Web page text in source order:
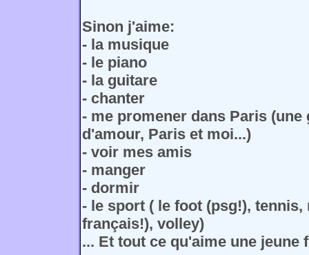
Sinon j'aime:
- la musique
- le piano
- la guitare
- chanter
- me promener dans Paris
d'amour, Paris et moi...)
- voir mes amis
- manger
- dormir
- le sport ( le foot (psg!), tennis,
français!), volley)
... Et tout ce qu'aime une jeune